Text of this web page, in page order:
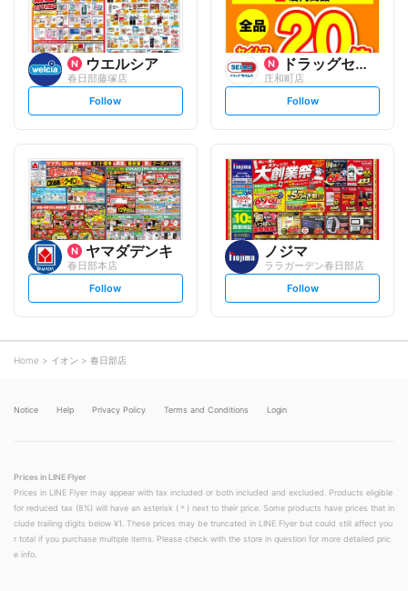
ウエルシア
春日部藤塚店
s
t
l
o
w
Follow
ドラッグセイムス
庄和町店
s
t
l
o
w
Follow
ヤマダデンキ
春日部本店
s
t
o
w
Follow
ノジマ
ララガーデン春日部店
s
t
Follow
Home イオン 春日部店
Notice Help Privacy Policy Terms and Conditions Login
Prices in LINE Flyer
Prices in LINE Flyer may appear with tax included or both included and excluded. Products eligible
for reduced tax (8%) will have an asterisk (＊) next to their price. Some products have prices that in
clude trailing digits below ¥1. These prices may be truncated in LINE Flyer but could still affect you
r total if you purchase multiple items. Please check with the store in question for more detailed pric
e info.